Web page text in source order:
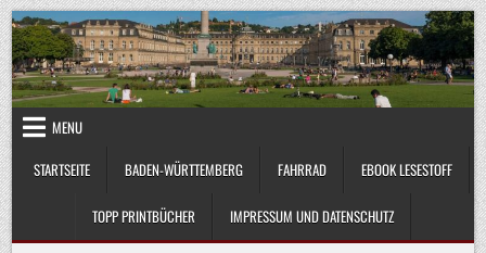
Skip
to
content
MENU
STARTSEITE
BADEN-WÜRTTEMBERG FAHRRAD EBOOK LESESTOFF
TOPP PRINTBÜCHER IMPRESSUM UND DATENSCHUTZ